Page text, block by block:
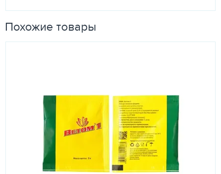
Похожие товары